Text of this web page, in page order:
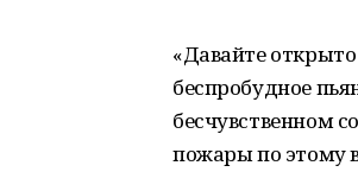
«Давайте
беспробудное
бесчувственном
пожары по этому